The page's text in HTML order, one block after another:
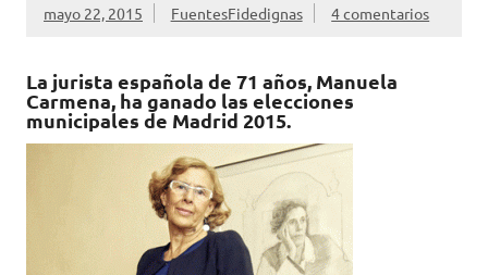
mayo 22, 2015 FuentesFidedignas 4 comentarios
La jurista española de 71 años, Manuela
Carmena, ha ganado las elecciones
municipales de Madrid 2015.